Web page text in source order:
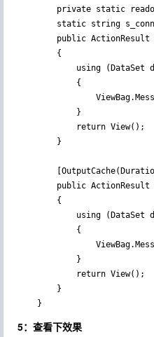
private static
static string
public ActionResult
        {
using (DataSet
            {
            }
            return View();
        }
public ActionResult
        {
using (DataSet
            {
            }
            return View();
        }
    }
5：查看下效果